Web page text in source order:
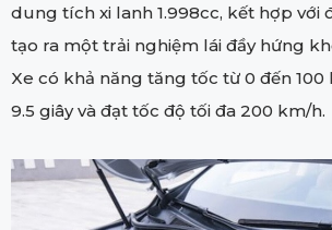
dung tích xi lanh 1.998cc, kết hợp với
tạo ra một trải nghiệm lái đầy hứng
Xe có khả năng tăng tốc từ 0 đến
9.5 giây và đạt tốc độ tối đa 200 km/h.